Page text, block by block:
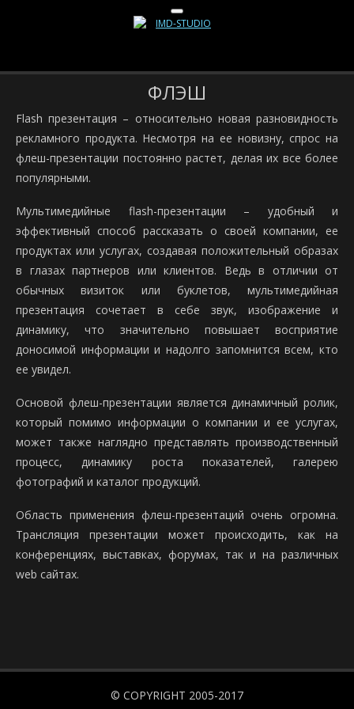
ФЛЭШ
Flash презентация – относительно новая разновидность
рекламного продукта. Несмотря на ее новизну, спрос на
флеш-презентации постоянно растет, делая их все более
популярными.
Мультимедийные flash-презентации – удобный и
эффективный способ рассказать о своей компании, ее
продуктах или услугах, создавая положительный образах
в глазах партнеров или клиентов. Ведь в отличии от
обычных визиток или буклетов, мультимедийная
презентация сочетает в себе звук, изображение и
динамику, что значительно повышает восприятие
доносимой информации и надолго запомнится всем, кто
ее увидел.
Основой флеш-презентации является динамичный ролик,
который помимо информации о компании и ее услугах,
может также наглядно представлять производственный
процесс, динамику роста показателей, галерею
фотографий и каталог продукций.
Область применения флеш-презентаций очень огромна.
Трансляция презентации может происходить, как на
конференциях, выставках, форумах, так и на различных
web сайтах.
© COPYRIGHT 2005-2017